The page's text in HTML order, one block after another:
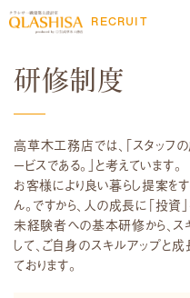
RECRUIT
研修制度
高草木工務店では、「スタッフ
ービスである。」と考えています。
お客様により良い暮らし提案を
ん。ですから、人の成長に「投資
未経験者への基本研修から、
して、ご自身のスキルアップと
ております。